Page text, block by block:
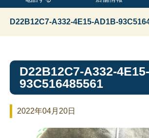
D22B12C7-A332-4E15-AD1B-
D22B12C7-A332-
93C516485561
2022年04月20日